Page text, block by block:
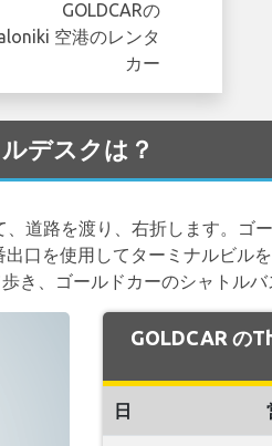
デスクは？
道路を渡り、右折します。ゴ
口を使用してターミナルビル
き、ゴールドカーのシャトルバ
GOLDCAR の
日